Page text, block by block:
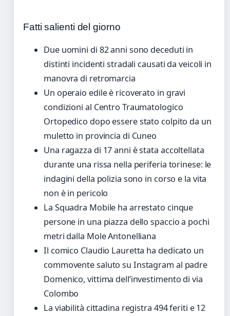
Fatti salienti del giorno
Due uomini di 82 anni sono deceduti in
distinti incidenti stradali causati da veicoli in
manovra di retromarcia
Un operaio edile è ricoverato in gravi
condizioni al Centro Traumatologico
Ortopedico dopo essere stato colpito da un
muletto in provincia di Cuneo
Una ragazza di 17 anni è stata accoltellata
durante una rissa nella periferia torinese: le
indagini della polizia sono in corso e la vita
non è in pericolo
La Squadra Mobile ha arrestato cinque
persone in una piazza dello spaccio a pochi
metri dalla Mole Antonelliana
Il comico Claudio Lauretta ha dedicato un
commovente saluto su Instagram al padre
Domenico, vittima dell’investimento di via
Colombo
La viabilità cittadina registra 494 feriti e 12